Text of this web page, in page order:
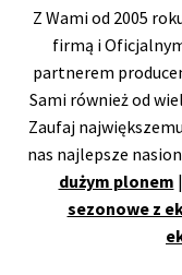
Z Wami od 2005
firmą i
partnerem
Sami również od
Zaufaj
nas najlepsze
dużym plonem |
sezonowe z